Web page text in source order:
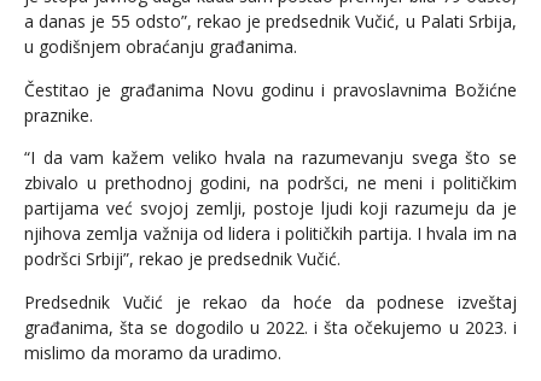
a danas je 55 odsto”, rekao je predsednik Vučić, u Palati Srbija,
u godišnjem obraćanju građanima.
Čestitao je građanima Novu godinu i pravoslavnima Božićne
praznike.
“I da vam kažem veliko hvala na razumevanju svega što se
zbivalo u prethodnoj godini, na podršci, ne meni i političkim
partijama već svojoj zemlji, postoje ljudi koji razumeju da je
njihova zemlja važnija od lidera i političkih partija. I hvala im na
podršci Srbiji”, rekao je predsednik Vučić.
Predsednik Vučić je rekao da hoće da podnese izveštaj
građanima, šta se dogodilo u 2022. i šta očekujemo u 2023. i
mislimo da moramo da uradimo.